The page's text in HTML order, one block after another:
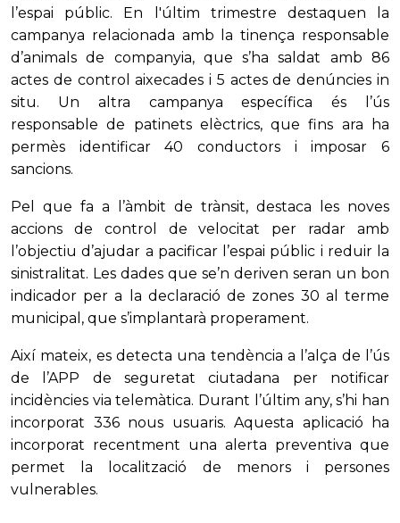
l’espai públic. En l'últim trimestre destaquen la
campanya relacionada amb la tinença responsable
d’animals de companyia, que s’ha saldat amb 86
actes de control aixecades i 5 actes de denúncies in
situ. Un altra campanya específica és l’ús
responsable de patinets elèctrics, que fins ara ha
permès identificar 40 conductors i imposar 6
sancions.
Pel que fa a l’àmbit de trànsit, destaca les noves
accions de control de velocitat per radar amb
l’objectiu d’ajudar a pacificar l’espai públic i reduir la
sinistralitat. Les dades que se’n deriven seran un bon
indicador per a la declaració de zones 30 al terme
municipal, que s’implantarà properament.
Així mateix, es detecta una tendència a l’alça de l’ús
de l’APP de seguretat ciutadana per notificar
incidències via telemàtica. Durant l’últim any, s’hi han
incorporat 336 nous usuaris. Aquesta aplicació ha
incorporat recentment una alerta preventiva que
permet la localització de menors i persones
vulnerables.